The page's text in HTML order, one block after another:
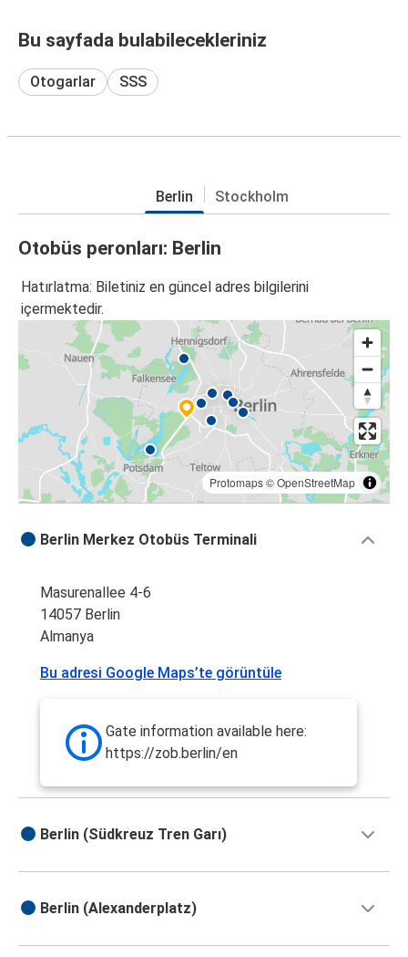
Bu sayfada bulabilecekleriniz
Otogarlar SSS
Berlin Stockholm
Otobüs peronları: Berlin
Hatırlatma: Biletiniz en güncel adres bilgilerini
içermektedir.
Protomaps©OpenStreetMap
Berlin Merkez Otobüs Terminali
Masurenallee 4-6
14057 Berlin
Almanya
Bu adresi Google Maps’te görüntüle
Gate information available here:
https://zob.berlin/en
Berlin (Südkreuz Tren Garı)
Berlin (Alexanderplatz)